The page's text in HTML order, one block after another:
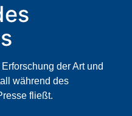
der Art und
während des
fließt.